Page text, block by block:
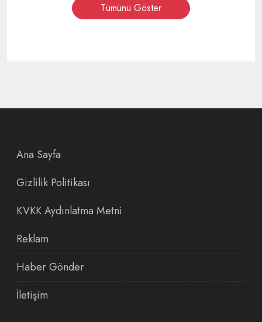
Tümünü Göster
Ana Sayfa
Gizlilik Politikası
KVKK Aydınlatma Metni
Reklam
Haber Gönder
İletişim